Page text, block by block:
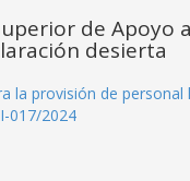
de Apoyo
desierta
la provisión de
017/2024